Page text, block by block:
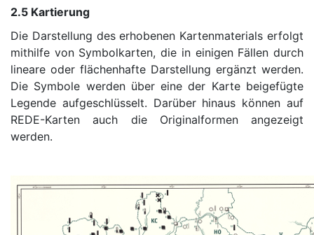
2.5 Kartierung
Die Darstellung des erhobenen Kartenmaterials erfolgt
mithilfe von Symbolkarten, die in einigen Fällen durch
lineare oder flächenhafte Darstellung ergänzt werden.
Die Symbole werden über eine der Karte beigefügte
Legende aufgeschlüsselt. Darüber hinaus können auf
REDE-Karten auch die Originalformen angezeigt
werden.